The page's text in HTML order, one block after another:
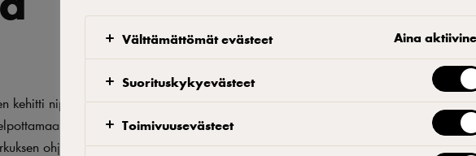
kehitti nipun herkullisia
lounasravintoloiden
ohje käyttöön listallesi!
Välttämättömät evästeet Aina
Suorituskykyevästeet
Toimivuusevästeet